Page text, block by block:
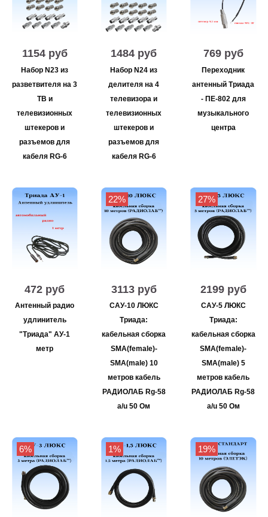
1154 руб
Набор N23 из
разветвителя на 3
ТВ и
телевизионных
штекеров и
разъемов для
кабеля RG-6
1484 руб
Набор N24 из
делителя на 4
телевизора и
телевизионных
штекеров и
разъемов для
кабеля RG-6
769 руб
Переходник
антенный Триада
- ПЕ-802 для
музыкального
центра
472 руб
Антенный радио
удлинитель
"Триада" АУ-1
метр
22%
3113 руб
САУ-10 ЛЮКС
Триада:
кабельная сборка
SMA(female)-
SMA(male) 10
метров кабель
РАДИОЛАБ Rg-58
a/u 50 Ом
27%
2199 руб
САУ-5 ЛЮКС
Триада:
кабельная сборка
SMA(female)-
SMA(male) 5
метров кабель
РАДИОЛАБ Rg-58
a/u 50 Ом
6% 1% 19%